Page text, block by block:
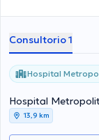
Consultorio 1
Hospital
Hospital
13,9 km